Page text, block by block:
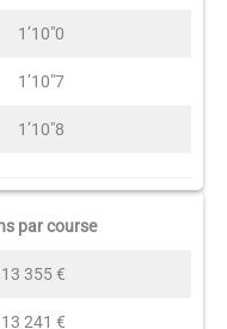
1’10″0
1’10″7
1’10″8
par course
13 355 €
13 241 €